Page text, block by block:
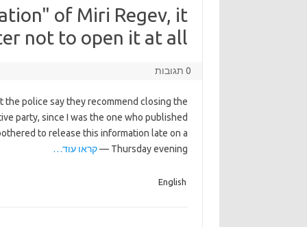
of Miri Regev, it
not to open it at all.
0 תגובות
the police say they recommend closing the
party, since I was the one who published
to release this information late on a
Thursday evening —
קראו עוד…
English